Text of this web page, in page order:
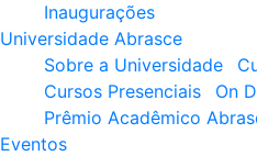
Inaugurações
Universidade Abrasce
Sobre a Universidade
Cursos Presenciais
On
Prêmio Acadêmico
Eventos